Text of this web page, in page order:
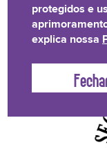
protegidos e
explica nossa